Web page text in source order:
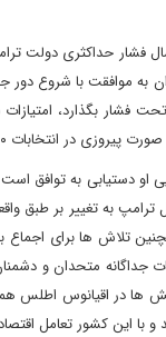
فشار حداکثری دولت
به موافقت با شروع
فشار بگذارد،
۲۰۲۰، در صدد مذاکرات جدید بر آید.
او دستیابی به توافق
ترامپ به تغییر بر
تلاش ها برای اجماع
جداگانه متحدان و
ها در اقیانوس اطلس
با این کشور تعامل